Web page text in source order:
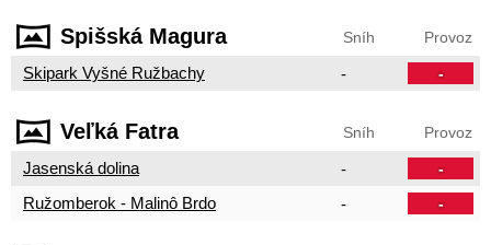
Spišská Magura Sníh Provoz
Skipark Vyšné Ružbachy - -
Veľká Fatra Sníh Provoz
Jasenská dolina - -
Ružomberok - Malinô Brdo - -